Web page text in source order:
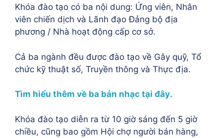
Khóa đào tạo có ba nội dung: Ứng viên, Nhân
viên chiến dịch và Lãnh đạo Đảng bộ địa
phương / Nhà hoạt động cấp cơ sở.
Cả ba ngành đều được đào tạo về Gây quỹ, Tổ
chức kỹ thuật số, Truyền thông và Thực địa.
Tìm hiểu thêm về ba bản nhạc tại đây.
Khóa đào tạo diễn ra từ 10 giờ sáng đến 5 giờ
chiều, cũng bao gồm Hội chợ người bán hàng,